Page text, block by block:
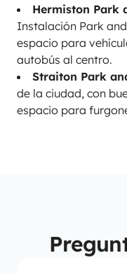
Hermiston Park
Instalación Park
espacio para
autobús al centro.
Straiton Park
de la ciudad, con
espacio para